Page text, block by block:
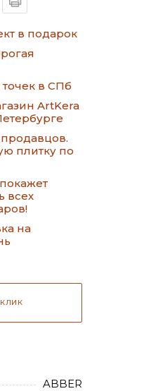
в подарок
в СПб
ArtKera
плитку по
всех
на
ABBER